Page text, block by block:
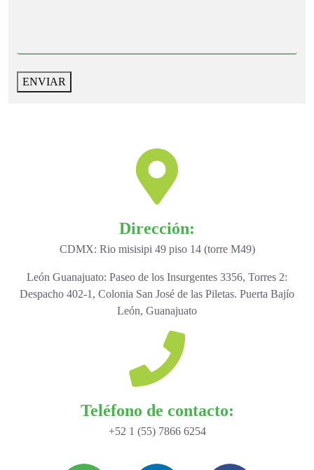
ENVIAR
Dirección:
CDMX: Rio misisipi 49 piso 14 (torre M49)
León Guanajuato: Paseo de los Insurgentes 3356, Torres 2:
Despacho 402-1, Colonia San José de las Piletas. Puerta Bajío
León, Guanajuato
Teléfono de contacto:
+52 1 (55) 7866 6254